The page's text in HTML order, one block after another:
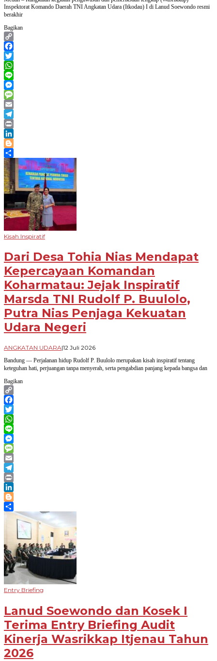
Inspektorat Komando Daerah TNI Angkatan Udara (Itkodau) I di Lanud Soewondo resmi
berakhir
Bagikan
Copy
Link
Facebook
Twitter
WhatsApp
Line
Messenger
Message
Email
Telegram
Print
LinkedIn
Blogger
Share
Kisah Inspiratif
Dari Desa Tohia Nias Mendapat
Kepercayaan Komandan
Koharmatau: Jejak Inspiratif
Marsda TNI Rudolf P. Buulolo,
Putra Nias Penjaga Kekuatan
Udara Negeri
ANGKATAN UDARA|12 Juli 2026oleh
Harhara
Bandung — Perjalanan hidup Rudolf P. Buulolo merupakan kisah inspiratif tentang
keteguhan hati, perjuangan tanpa menyerah, serta pengabdian panjang kepada bangsa dan
Bagikan
Copy
Link
Facebook
Twitter
WhatsApp
Line
Messenger
Message
Email
Telegram
Print
LinkedIn
Blogger
Share
Entry Briefing
Lanud Soewondo dan Kosek I
Terima Entry Briefing Audit
Kinerja Wasrikkap Itjenau Tahun
2026